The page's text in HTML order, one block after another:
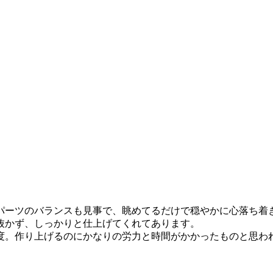
ツのバランスも見事で、眺めてるだけで穏やかに心落ち着
ず、しっかりと仕上げてくれてあります。
作り上げるのにかなりの労力と時間がかかったものと思わ